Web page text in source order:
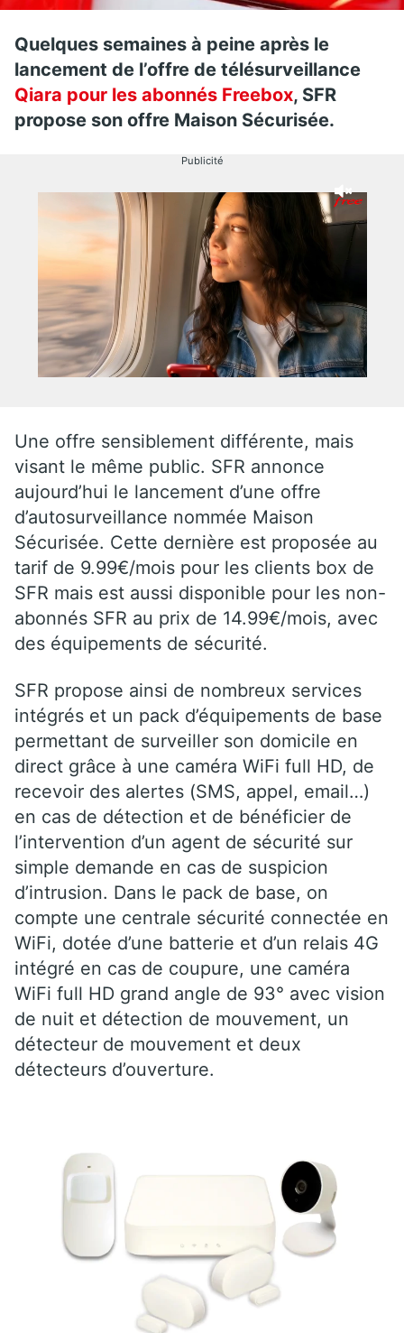
Quelques semaines à peine après le
lancement de l’offre de télésurveillance
Qiara pour les abonnés Freebox, SFR
propose son offre Maison Sécurisée.
Publicité
Une offre sensiblement différente, mais
visant le même public. SFR annonce
aujourd’hui le lancement d’une offre
d’autosurveillance nommée Maison
Sécurisée. Cette dernière est proposée au
tarif de 9.99€/mois pour les clients box de
SFR mais est aussi disponible pour les non-
abonnés SFR au prix de 14.99€/mois, avec
des équipements de sécurité.
SFR propose ainsi de nombreux services
intégrés et un pack d’équipements de base
permettant de surveiller son domicile en
direct grâce à une caméra WiFi full HD, de
recevoir des alertes (SMS, appel, email…)
en cas de détection et de bénéficier de
l’intervention d’un agent de sécurité sur
simple demande en cas de suspicion
d’intrusion. Dans le pack de base, on
compte une centrale sécurité connectée en
WiFi, dotée d’une batterie et d’un relais 4G
intégré en cas de coupure, une caméra
WiFi full HD grand angle de 93° avec vision
de nuit et détection de mouvement, un
détecteur de mouvement et deux
détecteurs d’ouverture.